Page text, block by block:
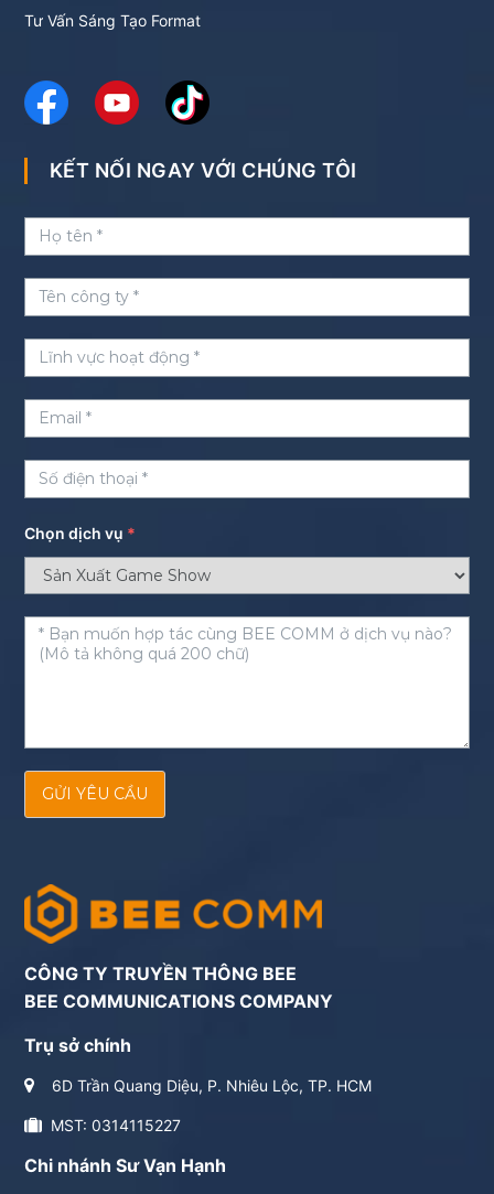
Tư Vấn Sáng Tạo Format
KẾT NỐI NGAY VỚI CHÚNG TÔI
Chọn dịch vụ *
GỬI YÊU CẦU
CÔNG TY TRUYỀN THÔNG BEE
BEE COMMUNICATIONS COMPANY
Trụ sở chính
6D Trần Quang Diệu, P. Nhiêu Lộc, TP. HCM
MST: 0314115227
Chi nhánh Sư Vạn Hạnh